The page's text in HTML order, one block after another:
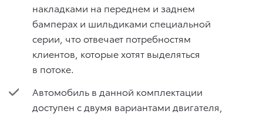
накладками на переднем и заднем
бамперах и шильдиками специальной
серии, что отвечает потребностям
клиентов, которые хотят выделяться
в потоке.
Автомобиль в данной комплектации
доступен с двумя вариантами двигателя,